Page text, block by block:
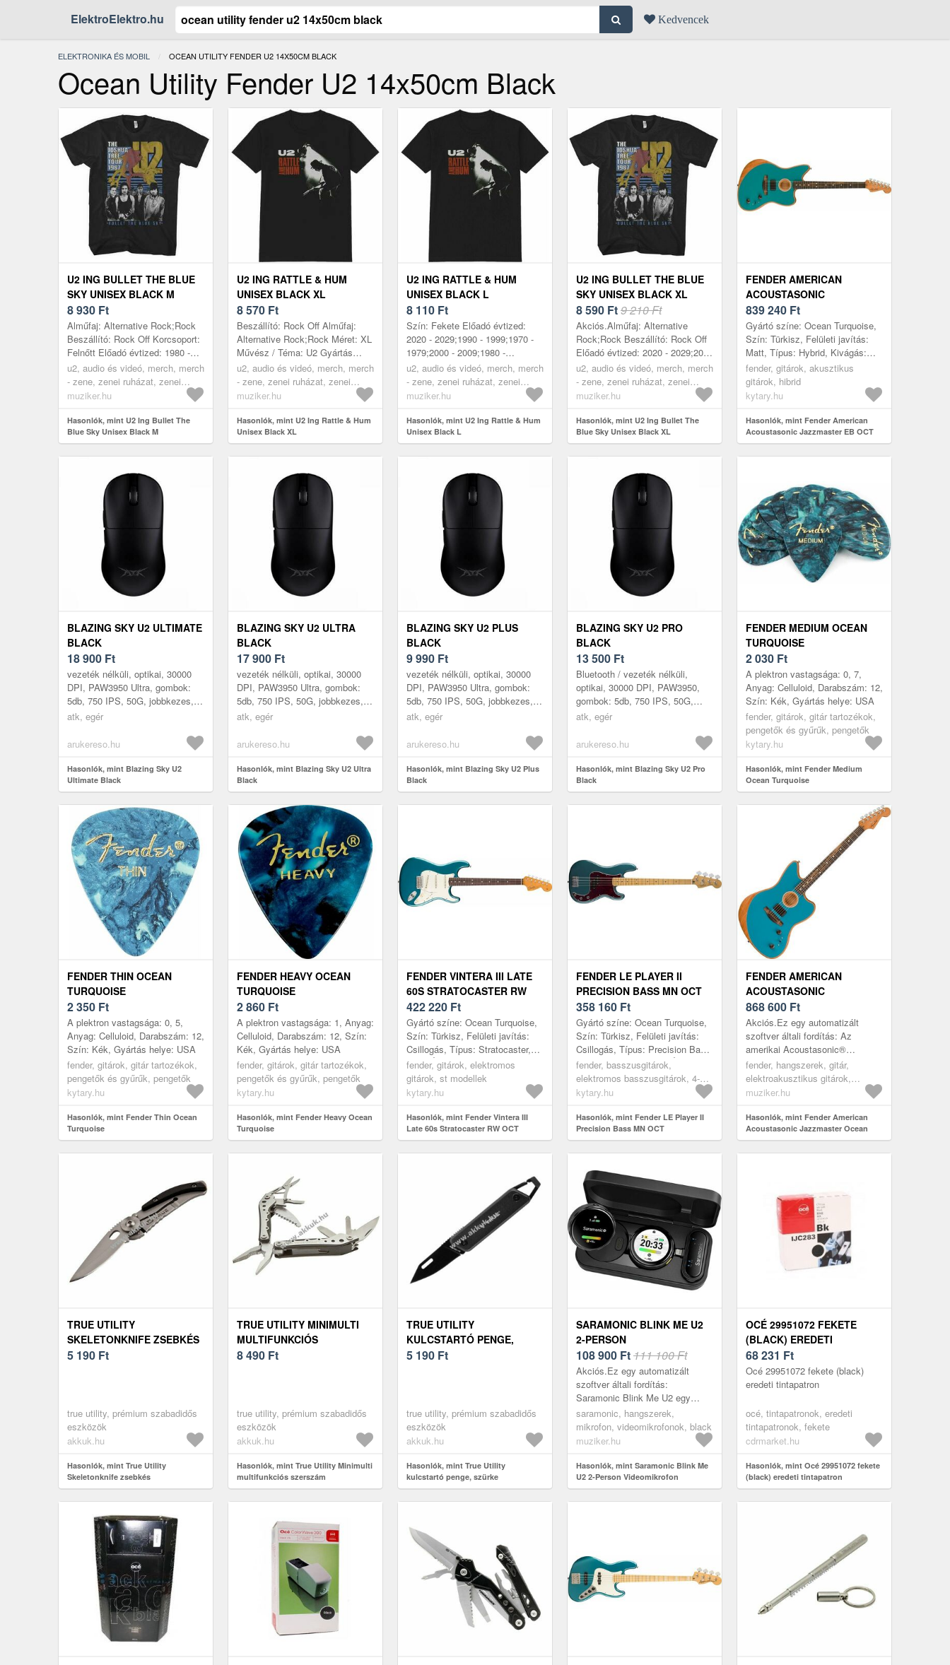
ElektroElektro.hu Kedvencek
ELEKTRONIKA ÉS MOBIL JELENLEGI:
OCEAN UTILITY FENDER U2 14X50CM BLACK
Ocean Utility Fender U2 14x50cm Black
U2 ING BULLET THE BLUE
SKY UNISEX BLACK M
8 930 Ft
Alműfaj: Alternative Rock;Rock
Beszállító: Rock Off Korcsoport:
Felnőtt Előadó évtized: 1980 -
1989;1990 - 1999;2000 -
2009;2010 - 2019;2020 - 2029...
u2, audio és videó, merch, merch
- zene, zenei ruházat, zenei
ingek, black
muziker.hu
Hasonlók, mint U2 Ing Bullet The
Blue Sky Unisex Black M
U2 ING RATTLE & HUM
UNISEX BLACK XL
8 570 Ft
Beszállító: Rock Off Alműfaj:
Alternative Rock;Rock Méret: XL
Művész / Téma: U2 Gyártás
országa: Egyesült Királyság
Nem: Unisex Zsáner: Rock
Ujjhos...
u2, audio és videó, merch, merch
- zene, zenei ruházat, zenei
ingek, black
muziker.hu
Hasonlók, mint U2 Ing Rattle & Hum
Unisex Black XL
U2 ING RATTLE & HUM
UNISEX BLACK L
8 110 Ft
Szín: Fekete Előadó évtized:
2020 - 2029;1990 - 1999;1970 -
1979;2000 - 2009;1980 -
1989;2010 - 2019 Anyag
meghatározása: Pamut Szín a
gyártó szeri...
u2, audio és videó, merch, merch
- zene, zenei ruházat, zenei
ingek, black
muziker.hu
Hasonlók, mint U2 Ing Rattle & Hum
Unisex Black L
U2 ING BULLET THE BLUE
SKY UNISEX BLACK XL
8 590 Ft9 210 Ft
Akciós.Alműfaj: Alternative
Rock;Rock Beszállító: Rock Off
Előadó évtized: 2020 - 2029;2000
- 2009;1970 - 1979;1990 -
1999;2010 - 2019;1980 - 1989
Korcsop...
u2, audio és videó, merch, merch
- zene, zenei ruházat, zenei
ingek, black
muziker.hu
Hasonlók, mint U2 Ing Bullet The
Blue Sky Unisex Black XL
FENDER AMERICAN
ACOUSTASONIC
JAZZMASTER EB OCT
839 240 Ft
Gyártó színe: Ocean Turquoise,
Szín: Türkisz, Felületi javítás:
Matt, Típus: Hybrid, Kivágás:
Igen, Test: Mahagóni, Első lap:
Lucfenyő-masszív, Nya...
fender, gitárok, akusztikus
gitárok, hibrid
kytary.hu
Hasonlók, mint Fender American
Acoustasonic Jazzmaster EB OCT
BLAZING SKY U2 ULTIMATE
BLACK
18 900 Ft
vezeték nélküli, optikai, 30000
DPI, PAW3950 Ultra, gombok:
5db, 750 IPS, 50G, jobbkezes,
BOX, 49g Az ATK Blazing Sky
atk, egér
arukereso.hu
Hasonlók, mint Blazing Sky U2
Ultimate Black
BLAZING SKY U2 ULTRA
BLACK
17 900 Ft
vezeték nélküli, optikai, 30000
DPI, PAW3950 Ultra, gombok:
5db, 750 IPS, 50G, jobbkezes,
BOX, 49g Az ATK Blazing Sky
atk, egér
arukereso.hu
Hasonlók, mint Blazing Sky U2 Ultra
Black
BLAZING SKY U2 PLUS
BLACK
9 990 Ft
vezeték nélküli, optikai, 30000
DPI, PAW3950 Ultra, gombok:
5db, 750 IPS, 50G, jobbkezes,
BOX, 44g Az ATK Blazing Sky
atk, egér
arukereso.hu
Hasonlók, mint Blazing Sky U2 Plus
Black
BLAZING SKY U2 PRO
BLACK
13 500 Ft
Bluetooth / vezeték nélküli,
optikai, 30000 DPI, PAW3950,
gombok: 5db, 750 IPS, 50G,
jobbkezes, BOX, 55g Az ATK
modern...
atk, egér
arukereso.hu
Hasonlók, mint Blazing Sky U2 Pro
Black
FENDER MEDIUM OCEAN
TURQUOISE
2 030 Ft
A plektron vastagsága: 0, 7,
Anyag: Celluloid, Darabszám: 12,
Szín: Kék, Gyártás helye: USA
fender, gitárok, gitár tartozékok,
pengetők és gyűrűk, pengetők
kytary.hu
Hasonlók, mint Fender Medium
Ocean Turquoise
FENDER THIN OCEAN
TURQUOISE
2 350 Ft
A plektron vastagsága: 0, 5,
Anyag: Celluloid, Darabszám: 12,
Szín: Kék, Gyártás helye: USA
fender, gitárok, gitár tartozékok,
pengetők és gyűrűk, pengetők
kytary.hu
Hasonlók, mint Fender Thin Ocean
Turquoise
FENDER HEAVY OCEAN
TURQUOISE
2 860 Ft
A plektron vastagsága: 1, Anyag:
Celluloid, Darabszám: 12, Szín:
Kék, Gyártás helye: USA
fender, gitárok, gitár tartozékok,
pengetők és gyűrűk, pengetők
kytary.hu
Hasonlók, mint Fender Heavy Ocean
Turquoise
FENDER VINTERA III LATE
60S STRATOCASTER RW
OCT
422 220 Ft
Gyártó színe: Ocean Turquoise,
Szín: Türkisz, Felületi javítás:
Csillogás, Típus: Stratocaster,
Test: Égerfa, Top: Nem
tartalmaz, Nyak: Juharfa, Ny...
fender, gitárok, elektromos
gitárok, st modellek
kytary.hu
Hasonlók, mint Fender Vintera III
Late 60s Stratocaster RW OCT
FENDER LE PLAYER II
PRECISION BASS MN OCT
358 160 Ft
Gyártó színe: Ocean Turquoise,
Szín: Türkisz, Felületi javítás:
Csillogás, Típus: Precision Bass,
Húrok száma: 4, Test: Égerfa,
Top: Nem tartalmaz,...
fender, basszusgitárok,
elektromos basszusgitárok, 4-
húros, p-bass
kytary.hu
Hasonlók, mint Fender LE Player II
Precision Bass MN OCT
FENDER AMERICAN
ACOUSTASONIC
JAZZMASTER OCEAN
TURQUOISE
ELEKTROAKUSZTIKUS
GITÁR
868 600 Ft
Akciós.Ez egy automatizált
szoftver általi fordítás: Az
amerikai Acoustasonic®
Jazzmaster® képviseli a Fender
akusztikus gitárját választó
céltudatos újít...
fender, hangszerek, gitár,
elektroakusztikus gitárok,
különleges elektroakusztikus
muziker.hu
Hasonlók, mint Fender American
Acoustasonic Jazzmaster Ocean
Turquoise Elektroakusztikus gitár
TRUE UTILITY
SKELETONKNIFE ZSEBKÉS
5 190 Ft
true utility, prémium szabadidős
eszközök
akkuk.hu
Hasonlók, mint True Utility
Skeletonknife zsebkés
TRUE UTILITY MINIMULTI
MULTIFUNKCIÓS
SZERSZÁM
8 490 Ft
true utility, prémium szabadidős
eszközök
akkuk.hu
Hasonlók, mint True Utility Minimulti
multifunkciós szerszám
TRUE UTILITY
KULCSTARTÓ PENGE,
SZÜRKE
5 190 Ft
true utility, prémium szabadidős
eszközök
akkuk.hu
Hasonlók, mint True Utility
kulcstartó penge, szürke
SARAMONIC BLINK ME U2
2-PERSON
VIDEOMIKROFON
108 900 Ft111 100 Ft
Akciós.Ez egy automatizált
szoftver általi fordítás:
Saramonic Blink Me U2 egy
professzionális vezeték nélküli
mikrofonrendszer
tartalomkészítők, videósok...
saramonic, hangszerek,
mikrofon, videomikrofonok, black
muziker.hu
Hasonlók, mint Saramonic Blink Me
U2 2-Person Videomikrofon
OCÉ 29951072 FEKETE
(BLACK) EREDETI
TINTAPATRON
68 231 Ft
Océ 29951072 fekete (black)
eredeti tintapatron
océ, tintapatronok, eredeti
tintapatronok, fekete
cdrmarket.hu
Hasonlók, mint Océ 29951072 fekete
(black) eredeti tintapatron